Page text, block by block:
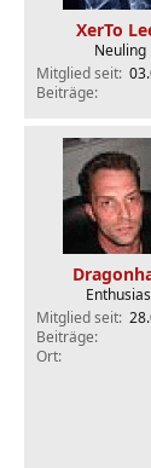
XerTo
Neuling
Mitglied seit
Beiträge
Mitglied seit
Beiträge
Ort